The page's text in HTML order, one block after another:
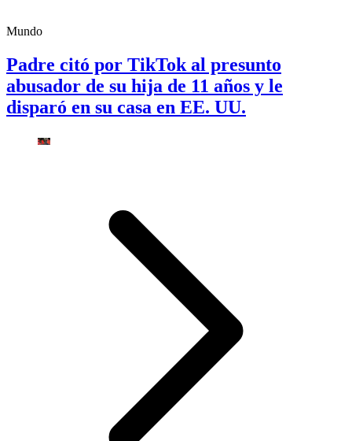
Mundo
Padre citó por TikTok al presunto
abusador de su hija de 11 años y le
disparó en su casa en EE. UU.